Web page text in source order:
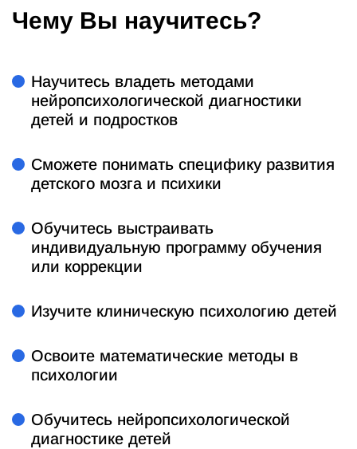
Чему Вы научитесь?
Научитесь владеть методами
нейропсихологической диагностики
детей и подростков
Сможете понимать специфику развития
детского мозга и психики
Обучитесь выстраивать
индивидуальную программу обучения
или коррекции
Изучите клиническую психологию детей
Освоите математические методы в
психологии
Обучитесь нейропсихологической
диагностике детей